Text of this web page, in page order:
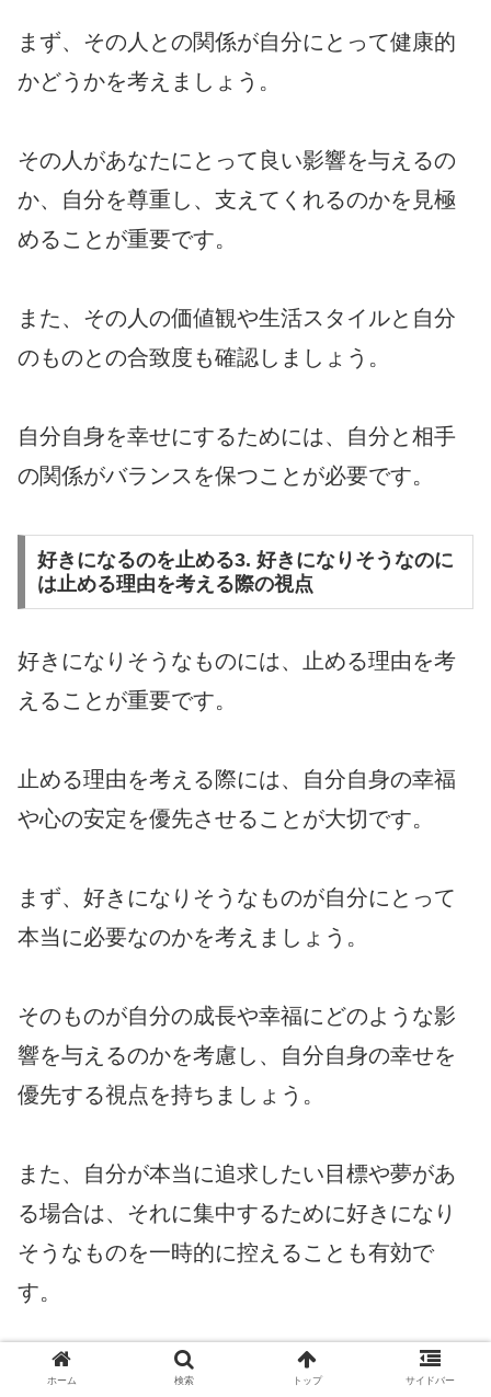
まず、その人との関係が自分にとって健康的
かどうかを考えましょう。
その人があなたにとって良い影響を与えるの
か、自分を尊重し、支えてくれるのかを見極
めることが重要です。
また、その人の価値観や生活スタイルと自分
のものとの合致度も確認しましょう。
自分自身を幸せにするためには、自分と相手
の関係がバランスを保つことが必要です。
好きになるのを止める3. 好きになりそうなのに
は止める理由を考える際の視点
好きになりそうなものには、止める理由を考
えることが重要です。
止める理由を考える際には、自分自身の幸福
や心の安定を優先させることが大切です。
まず、好きになりそうなものが自分にとって
本当に必要なのかを考えましょう。
そのものが自分の成長や幸福にどのような影
響を与えるのかを考慮し、自分自身の幸せを
優先する視点を持ちましょう。
また、自分が本当に追求したい目標や夢があ
る場合は、それに集中するために好きになり
そうなものを一時的に控えることも有効で
す。
好きになりそうなものを止めることは、自分
ホーム 検索 トップ サイドバー